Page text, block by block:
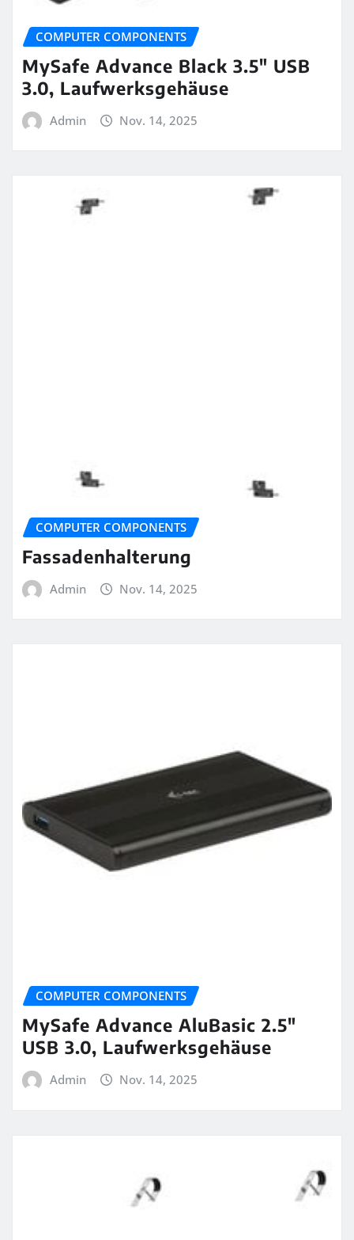
COMPUTER COMPONENTS
MySafe Advance Black 3.5″ USB
3.0, Laufwerksgehäuse
Admin Nov. 14, 2025
COMPUTER COMPONENTS
Fassadenhalterung
Admin Nov. 14, 2025
COMPUTER COMPONENTS
MySafe Advance AluBasic 2.5″
USB 3.0, Laufwerksgehäuse
Admin Nov. 14, 2025